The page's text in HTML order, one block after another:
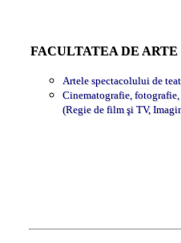
FACULTATEA DE ARTE
Artele spectacolului de
Cinematografie, fotografie,
(Regie de film şi TV,